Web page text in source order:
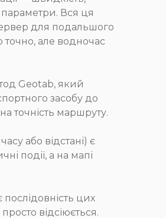
параметри. Вся ця
для подальшого
точно, але водночас
Geotab, який
засобу до
точність маршруту.
або відстані) є
події, а на мапі
цих
відсіюється.